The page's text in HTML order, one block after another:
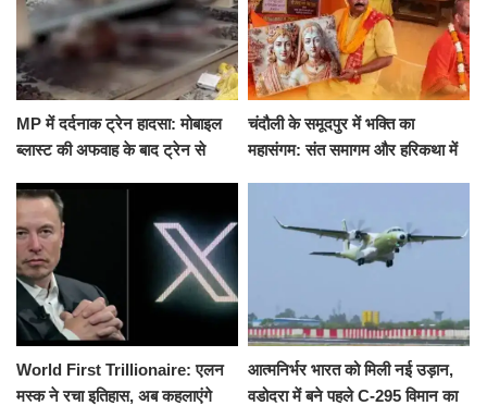
MP में दर्दनाक ट्रेन हादसा: मोबाइल
ब्लास्ट की अफवाह के बाद ट्रेन से
रौंदा, 4 की मौत
चंदौली के समूदपुर में भक्ति का
महासंगम: संत समागम और हरिकथा में
World First Trillionaire: एलन
मस्क ने रचा इतिहास, अब कहलाएंगे
आत्मनिर्भर भारत को मिली नई उड़ान,
वडोदरा में बने पहले C-295 विमान का